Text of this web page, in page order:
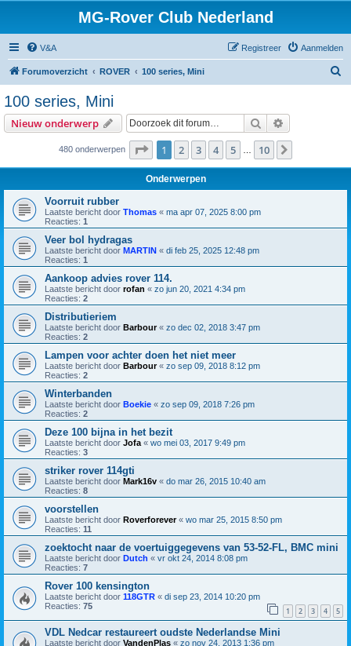
MG-Rover Club Nederland
V&A Aanmelden
Registreer
Forumoverzicht ROVER 100 series, Mini
100 series, Mini
Nieuw onderwerp Zoek
480 onderwerpen Pagina van 10
1 2 3 4 5 10
Onderwerpen
Voorruit rubber
Laatste bericht door Thomas « ma apr 07, 2025 8:00 pm
Reacties: 1
Veer bol hydragas
Laatste bericht door MARTIN « di feb 25, 2025 12:48 pm
Reacties: 1
Aankoop advies rover 114.
Laatste bericht door rofan « zo jun 20, 2021 4:34 pm
Reacties: 2
Distributieriem
Laatste bericht door Barbour« zo dec 02, 2018 3:47 pm
Reacties: 2
Lampen voor achter doen het niet meer
Laatste bericht door Barbour« zo sep 09, 2018 8:12 pm
Reacties: 2
Winterbanden
Laatste bericht door Boekie « zo sep 09, 2018 7:26 pm
Reacties: 2
Deze 100 bijna in het bezit
Laatste bericht door Jofa « wo mei 03, 2017 9:49 pm
Reacties: 3
striker rover 114gti
Laatste bericht door Mark16v « do mar 26, 2015 10:40 am
Reacties: 8
voorstellen
Laatste bericht door Roverforever« wo mar 25, 2015 8:50 pm
Reacties: 11
zoektocht naar de voertuiggegevens van 53-52-FL, BMC mini
Laatste bericht door Dutch « vr okt 24, 2014 8:08 pm
Reacties: 7
Rover 100 kensington
Laatste bericht door 118GTR « di sep 23, 2014 10:20 pm
Reacties: 75 1 2 3 4 5
VDL Nedcar restaureert oudste Nederlandse Mini
Laatste bericht door VandenPlas « zo nov 24, 2013 1:36 pm